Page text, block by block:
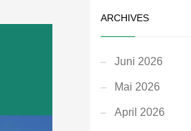
ARCHIVES
Juni 2026
Mai 2026
April 2026